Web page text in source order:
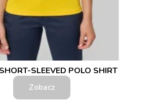
SLEEVED POLO SHIRT
Zobacz